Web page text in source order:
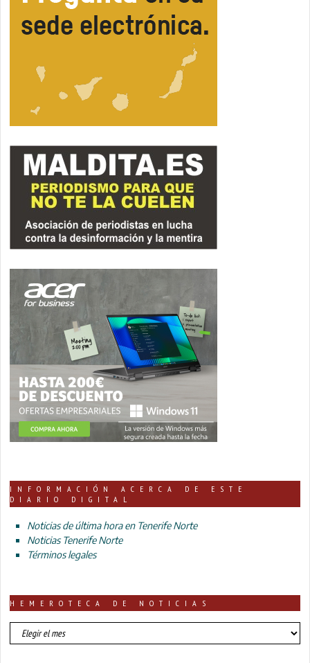
INFORMACIÓN ACERCA DE ESTE
DIARIO DIGITAL
Noticias de última hora en Tenerife Norte
Noticias Tenerife Norte
Términos legales
HEMEROTECA DE NOTICIAS
HEMEROTECA
DE